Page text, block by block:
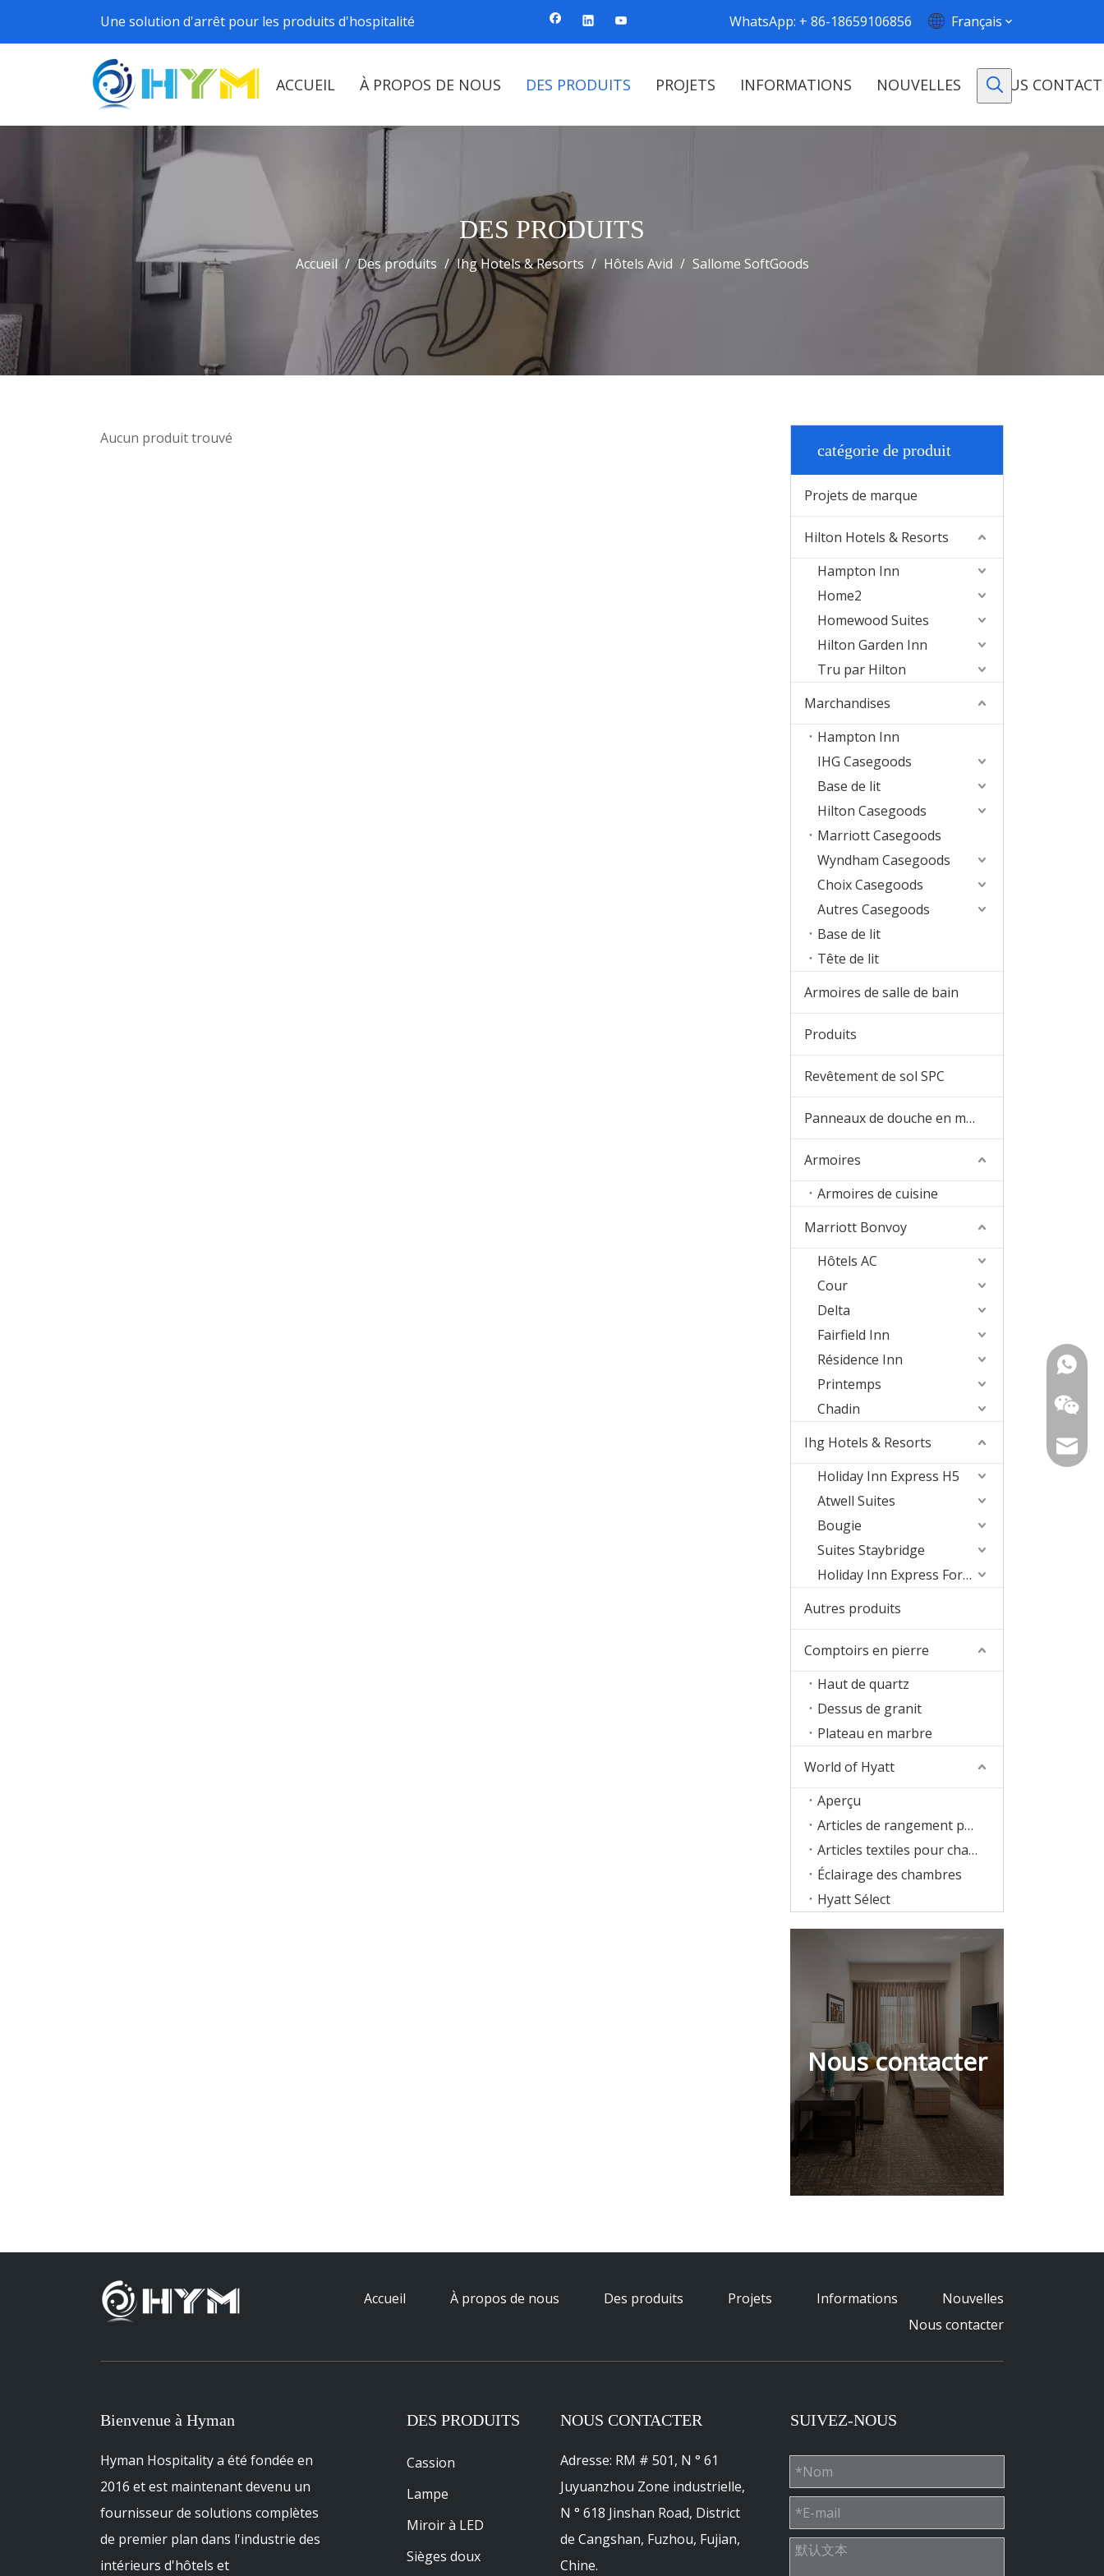
Une solution d'arrêt pour les produits d'hospitalité WhatsApp: + 86-18659106856 Français
ACCUEIL À PROPOS DE NOUS DES PRODUITS PROJETS INFORMATIONS NOUVELLES NOUS
DES PRODUITS
Accueil / Des produits / Ihg Hotels & Resorts / Hôtels Avid / Sallome SoftGoods
Aucun produit trouvé
catégorie de produit
Projets de marque
Hilton Hotels & Resorts
Hampton Inn
Home2
Homewood Suites
Hilton Garden Inn
Tru par Hilton
Marchandises
Hampton Inn
IHG Casegoods
Base de lit
Hilton Casegoods
Marriott Casegoods
Wyndham Casegoods
Choix Casegoods
Autres Casegoods
Base de lit
Tête de lit
Armoires de salle de bain
Produits
Revêtement de sol SPC
Panneaux de douche en marbre Culture
Armoires
Armoires de cuisine
Marriott Bonvoy
Hôtels AC
Cour
Delta
Fairfield Inn
Résidence Inn
Printemps
Chadin
Ihg Hotels & Resorts
Holiday Inn Express H5
Atwell Suites
Bougie
Suites Staybridge
Holiday Inn Express Formula Blue2.0
Autres produits
Comptoirs en pierre
Haut de quartz
Dessus de granit
Plateau en marbre
World of Hyatt
Aperçu
Articles de rangement pour chambres d'hôtes
Articles textiles pour chambres d'hôtes
Éclairage des chambres
Hyatt Sélect
Nous contacter
Accueil À propos de nous Des produits Projets Informations
Nouvelles
Nous contacter
Bienvenue à Hyman
Hyman Hospitality a été fondée en
2016 et est maintenant devenu un
fournisseur de solutions complètes
de premier plan dans l'industrie des
intérieurs d'hôtels et
DES PRODUITS
Cassion
Lampe
Miroir à LED
Sièges doux
NOUS CONTACTER
Adresse: RM # 501, N ° 61
Juyuanzhou Zone industrielle,
N ° 618 Jinshan Road, District
de Cangshan, Fuzhou, Fujian,
Chine.
SUIVEZ-NOUS
+ 86-